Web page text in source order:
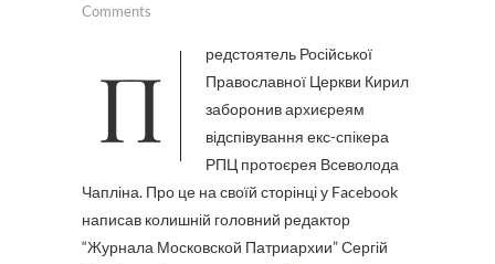
Comments
Предстоятель Російської
Православної Церкви Кирил
заборонив архиєреям
відспівування екс-спікера
РПЦ протоєрея Всеволода
Чапліна. Про це на своїй сторінці у Facebook
написав колишній головний редактор
“Журнала Московской Патриархии” Сергій